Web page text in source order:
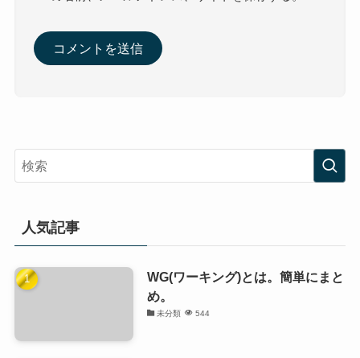
人気記事
WG(ワーキング)とは。簡単にまと
め。
未分類 544